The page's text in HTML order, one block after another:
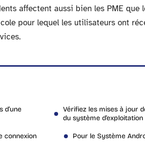
affectent aussi bien les PME que
pour lequel les utilisateurs ont
d’une
connexion
Vérifiez les mises à jour
du système
Pour le Système